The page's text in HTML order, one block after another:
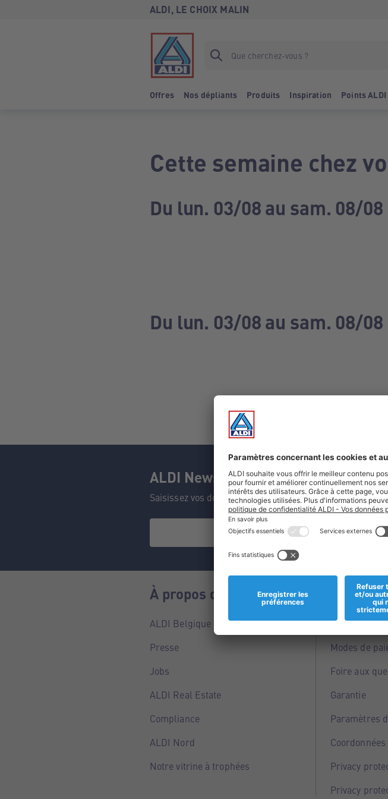
ALDI, LE CHOIX MALIN
Offres Nos dépliants Produits Inspiration Points ALDI
Cette semaine chez
Du lun. 03/08 au sam. 08/
Du lun. 03/08 au sam. 08/
ALDI Newsletter
Saisissez vos données et ne manquez aucune de nos
À propos de nous
ALDI Belgique
Presse
Jobs
ALDI Real Estate
Compliance
ALDI Nord
Notre vitrine à trophées
Magasins
Modes de
Foire aux
Garantie
Paramètres
Privacy
Privacy